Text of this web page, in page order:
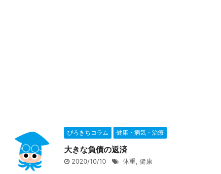
ぴろきちコラム 健康・病気・治療
大きな負債の返済
2020/10/10 体重, 健康